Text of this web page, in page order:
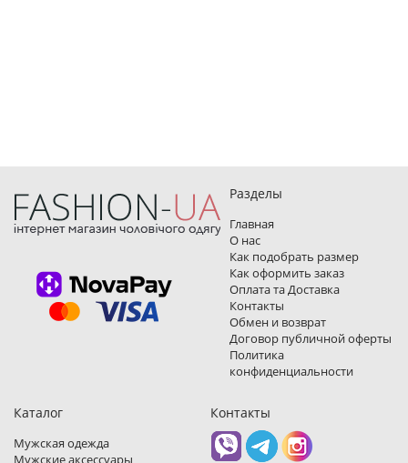
Разделы
Главная
О нас
Как подобрать размер
Как оформить заказ
Оплата та Доставка
Контакты
Обмен и возврат
Договор публичной оферты
Политика
конфиденциальности
Каталог
Мужская одежда
Мужские аксессуары
Контакты